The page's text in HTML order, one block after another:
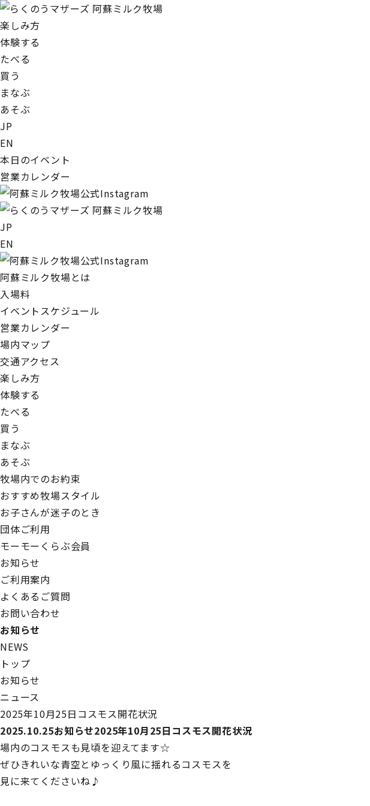
楽しみ方
体験する
たべる
買う
まなぶ
あそぶ
JP
EN
本日のイベント
営業カレンダー
JP
EN
阿蘇ミルク牧場とは
入場料
イベントスケジュール
営業カレンダー
場内マップ
交通アクセス
楽しみ方
体験する
たべる
買う
まなぶ
あそぶ
牧場内でのお約束
おすすめ牧場スタイル
お子さんが迷子のとき
団体ご利用
モーモー くらぶ会員
お知らせ
ご利用案内
よくあるご質問
お問い合わせ
お知らせ
NEWS
トップ
お知らせ
ニュース
2025年10月25日コスモス開花状況
2025.10.25お知らせ2025年10月25日コスモス開花状況
場内のコスモスも見頃を迎えてます☆
ぜひきれいな青空とゆっくり風に揺れるコスモスを
見に来てくださいね♪